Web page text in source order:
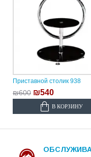
Приставной столик 938
₪600 ₪540
В КОРЗИНУ